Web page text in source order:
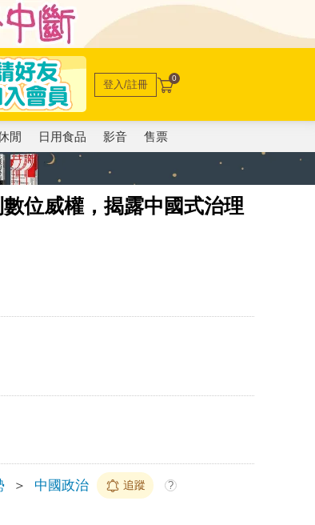
登入/註冊 0
閒 日用食品 影音 售票
位威權，揭露中國式治理
＞ 中國政治 追蹤 ?